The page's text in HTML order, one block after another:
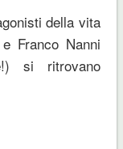
della vita
Franco Nanni
si ritrovano